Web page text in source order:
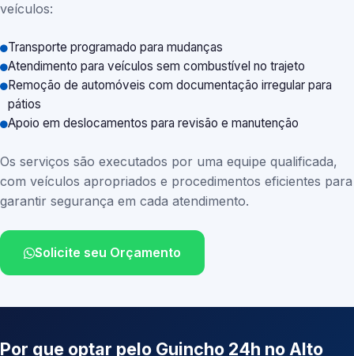
veículos:
Transporte programado para mudanças
Atendimento para veículos sem combustível no trajeto
Remoção de automóveis com documentação irregular para
pátios
Apoio em deslocamentos para revisão e manutenção
Os serviços são executados por uma equipe qualificada,
com veículos apropriados e procedimentos eficientes para
garantir segurança em cada atendimento.
Solicite seu Orçamento
Por que optar pelo Guincho 24h no Alto